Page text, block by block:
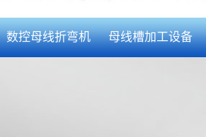
数控母线折弯机 母线槽加工设备